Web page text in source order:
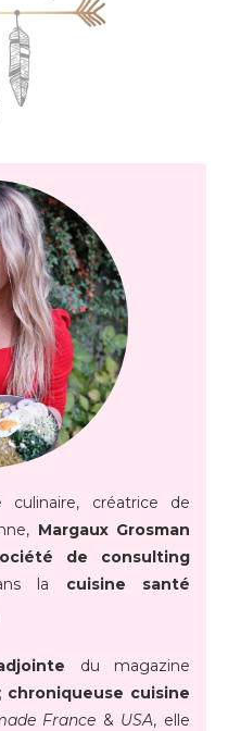
culinaire, créatrice de
Margaux Grosman
de consulting
la cuisine santé
du magazine
chroniqueuse cuisine
France & USA, elle